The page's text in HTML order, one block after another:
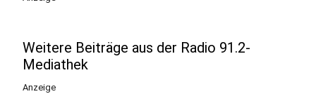
Weitere Beiträge aus der Radio 91.2-
Mediathek
Anzeige